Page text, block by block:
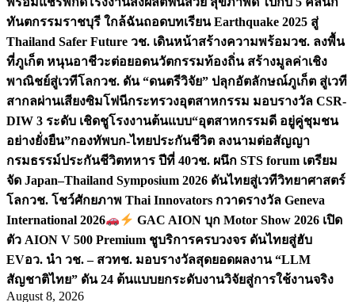
ทันตกรรมราชบุรี ใกล้ฉันถอดบทเรียน Earthquake 2025 สู่
Thailand Safer Future วช. เดินหน้าสร้างความพร้อมวช. ลงพื้น
ที่ภูเก็ต หนุนอาชีวะต่อยอดนวัตกรรมท้องถิ่น สร้างมูลค่าเชิง
พาณิชย์สู่เวทีโลกวช. ดัน “ดนตรีวิจัย” ปลุกอัตลักษณ์ภูเก็ต สู่เวที
สากลผ่านเสียงซิมโฟนีกระทรวงอุตสาหกรรม มอบรางวัล CSR-
DIW 3 ระดับ เชิดชูโรงงานต้นแบบ“อุตสาหกรรมดี อยู่คู่ชุมชน
อย่างยั่งยืน”กองทัพบก-ไทยประกันชีวิต ลงนามต่อสัญญา
กรมธรรม์ประกันชีวิตทหาร ปีที่ 40วช. ผนึก STS forum เตรียม
จัด Japan–Thailand Symposium 2026 ดันไทยสู่เวทีวิทยาศาสตร์
โลกวช. โชว์ศักยภาพ Thai Innovators กวาดรางวัล Geneva
International 2026
GAC AION บุก Motor Show 2026 เปิด
ตัว AION V 500 Premium ชูบริการครบวงจร ดันไทยสู่ฮับ
EVอว. นำ วช. – สวทช. มอบรางวัลสุดยอดผลงาน “LLM
สัญชาติไทย” ดัน 24 ต้นแบบยกระดับงานวิจัยสู่การใช้งานจริง
August 8, 2026